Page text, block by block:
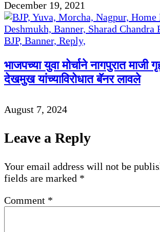
December 19, 2021
भाजपच्या युवा मोर्चाने नागपुरात माजी
देखमुख यांच्याविरोधात बॅनर लावले
August 7, 2024
Leave a Reply
Your email address will not be
fields are marked *
Comment *